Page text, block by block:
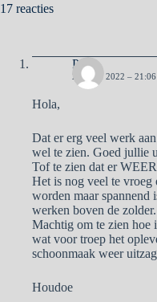
17 reacties
Pa
20 JUNI 2022 – 21:06
Hola,
Dat er erg veel werk
wel te zien. Goed jullie
Tof te zien dat er
Het is nog veel te
worden maar
werken boven de zolder.
Machtig om te zien hoe
wat voor troep het
schoonmaak weer
Houdoe